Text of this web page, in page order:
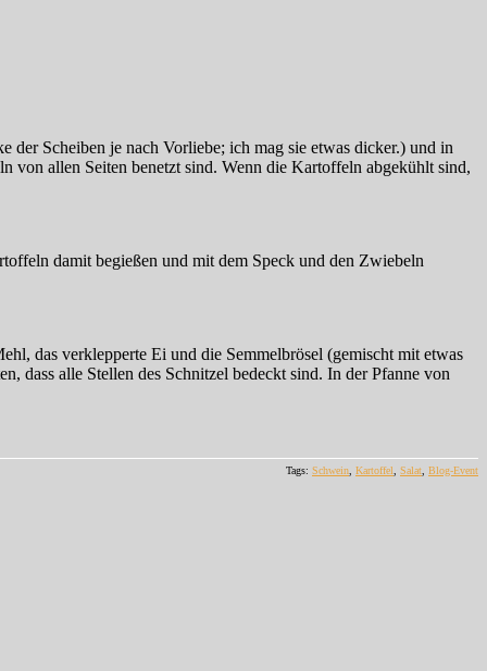
Scheiben je nach Vorliebe; ich mag sie etwas dicker.) und in
von allen Seiten benetzt sind. Wenn die Kartoffeln abgekühlt sind,
damit begießen und mit dem Speck und den Zwiebeln
das verklepperte Ei und die Semmelbrösel (gemischt mit etwas
dass alle Stellen des Schnitzel bedeckt sind. In der Pfanne von
Tags: Schwein, Kartoffel, Salat, Blog-Event